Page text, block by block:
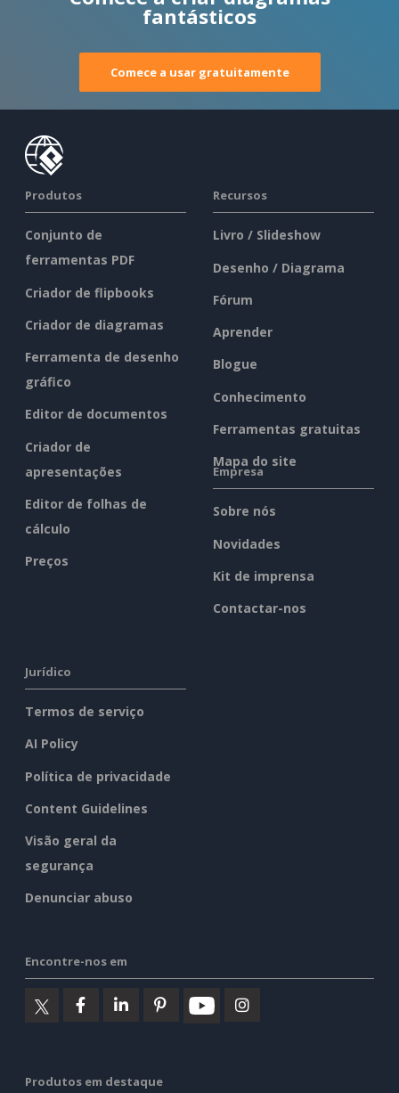
fantásticos
Comece a usar gratuitamente
Produtos
Conjunto de
ferramentas PDF
Criador de flipbooks
Criador de diagramas
Ferramenta de desenho
gráfico
Editor de documentos
Criador de
apresentações
Editor de folhas de
cálculo
Preços
Recursos
Livro / Slideshow
Desenho / Diagrama
Fórum
Aprender
Blogue
Conhecimento
Ferramentas gratuitas
Mapa do site
Empresa
Sobre nós
Novidades
Kit de imprensa
Contactar-nos
Jurídico
Termos de serviço
AI Policy
Política de privacidade
Content Guidelines
Visão geral da
segurança
Denunciar abuso
Encontre-nos em
Produtos em destaque